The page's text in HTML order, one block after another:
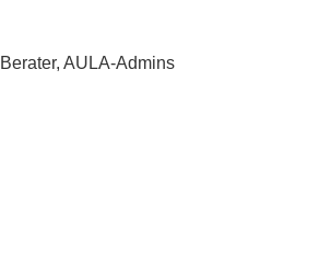
AULA-Admins